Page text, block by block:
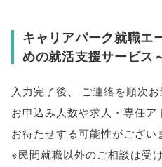
キャリアパーク就職エ
めの就活支援サービス
入力完了後、 ご連絡を順次
お申込み人数や求人・専任ア
お待たせする可能性がござい
※民間就職以外のご相談は受